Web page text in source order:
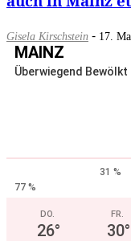
Gisela Kirschstein - 17.
MAINZ
Überwiegend Bewölkt
31 %
77 %
DO.
26°
FR.
30°